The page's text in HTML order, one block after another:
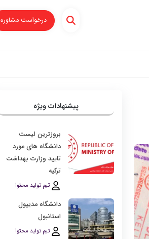
درخواست مشاوره
پیشنهادات ویژه
بروزترین لیست
دانشگاه‌ های مورد
تایید وزارت بهداشت
ترکیه
تیم تولید محتوا
دانشگاه مدیپول
استانبول
تیم تولید محتوا